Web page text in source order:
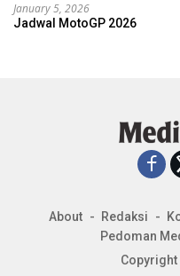
January 5, 2026
Jadwal MotoGP 2026
About Redaksi
Pedoman